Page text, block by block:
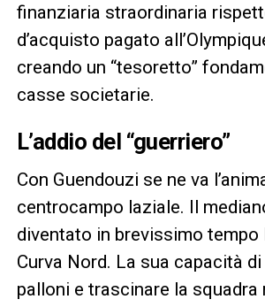
finanziaria straordinaria
d’acquisto pagato
creando un “tesoretto”
casse societarie.
L’addio del “guerriero”
Con Guendouzi se ne va
centrocampo laziale. Il
diventato in brevissimo tempo
Curva Nord. La sua capacità
palloni e trascinare la squadra